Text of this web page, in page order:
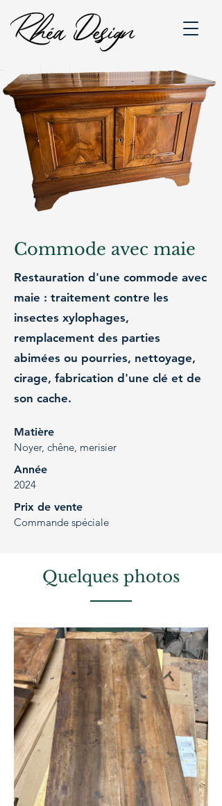
Commode avec maie
Restauration d'une commode avec
maie : traitement contre les
insectes xylophages,
remplacement des parties
abimées ou pourries, nettoyage,
cirage, fabrication d'une clé et de
son cache.
Matière
Noyer, chêne, merisier
Année
2024
Prix de vente
Commande spéciale
Quelques photos